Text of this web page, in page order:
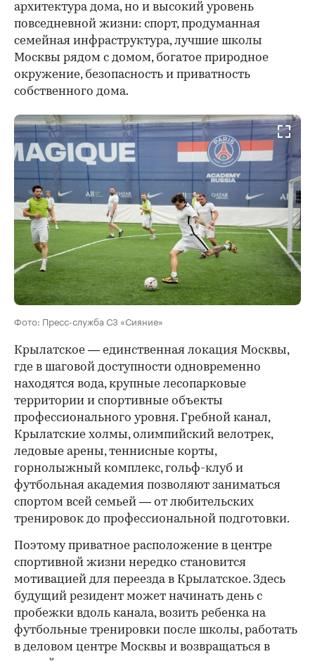
архитектура дома, но и высокий уровень
повседневной жизни: спорт, продуманная
семейная инфраструктура, лучшие школы
Москвы рядом с домом, богатое природное
окружение, безопасность и приватность
собственного дома.
Фото: Пресс-служба СЗ «Сияние»
Крылатское — единственная локация Москвы,
где в шаговой доступности одновременно
находятся вода, крупные лесопарковые
территории и спортивные объекты
профессионального уровня. Гребной канал,
Крылатские холмы, олимпийский велотрек,
ледовые арены, теннисные корты,
горнолыжный комплекс, гольф-клуб и
футбольная академия позволяют заниматься
спортом всей семьей — от любительских
тренировок до профессиональной подготовки.
Поэтому приватное расположение в центре
спортивной жизни нередко становится
мотивацией для переезда в Крылатское. Здесь
будущий резидент может начинать день с
пробежки вдоль канала, возить ребенка на
футбольные тренировки после школы, работать
в деловом центре Москвы и возвращаться в